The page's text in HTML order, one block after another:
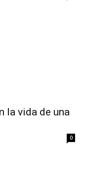
la vida de una
0